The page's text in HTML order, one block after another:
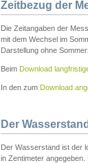
Zeitbezug der
Die Zeitangaben der
mit dem Wechsel im
Darstellung ohne
Beim Download
In den zum Download
Der Wasserstand
Der Wasserstand ist der
in Zentimeter